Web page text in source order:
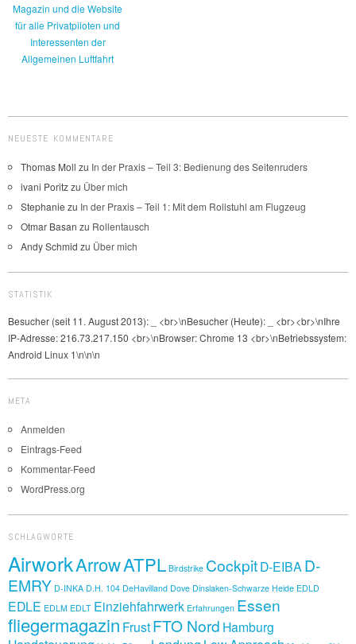
NEUESTE KOMMENTARE
Thomas Moll zu In der Praxis – Teil 3: Bedienung des Seitenruders
ivani Poritzzu Über mich
Stephanie zu In der Praxis – Teil 1: Mit dem Rollstuhl am Flugzeug
Otmar Basan zu Rollentausch
Andy Schmid zu Über mich
STATISTIK
Besucher (seit 11. August 2013): <br>\nBesucher (Heute):
<br><br>\nIhre
IP-Adresse: 216.73.217.150 <br>\nBrowser: Chrome 13 <br>\nBetriebssystem:
Android Linux 1\n\n\n
META
Anmelden
Eintrags-Feed
Kommentar-Feed
WordPress.org
SCHLAGWORTE
AirworkArrowATPL Birdstrike CockpitD-EIBA D-
EMRY D-INKA D.H. 104 DeHavilland Dove Dinslaken-Schwarze Heide EDLD
EDLE EDLM EDLT Einziehfahrwerk Erfahrungen Essen
fliegermagazin FrustFTO Nord Hamburg